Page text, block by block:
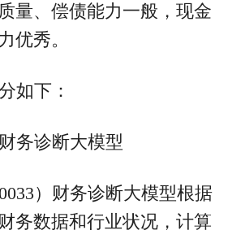
量、偿债能力一般，现金
优秀。
如下：
务诊断大模型
）财务诊断大模型根据
务数据和行业状况，计算